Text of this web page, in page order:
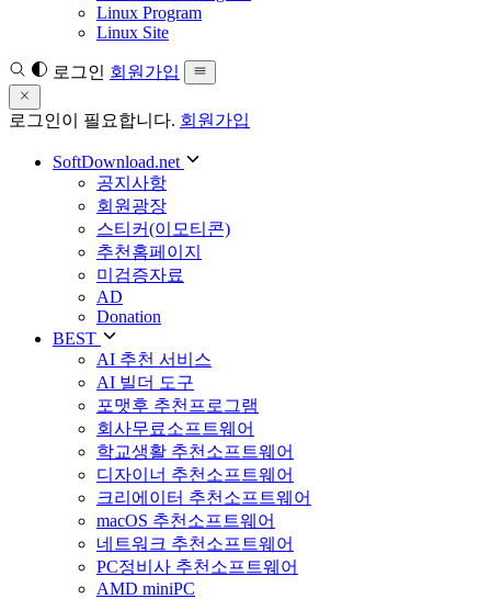
Linux Program
Linux Site
로그인 회원가입
로그인이 필요합니다. 회원가입
SoftDownload.net
공지사항
회원광장
스티커(이모티콘)
추천홈페이지
미검증자료
AD
Donation
BEST
AI 추천 서비스
AI 빌더 도구
포맷후 추천프로그램
회사무료소프트웨어
학교생활 추천소프트웨어
디자이너 추천소프트웨어
크리에이터 추천소프트웨어
macOS 추천소프트웨어
네트워크 추천소프트웨어
PC정비사 추천소프트웨어
AMD miniPC